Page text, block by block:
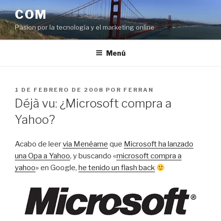
al
contenido
COM
Pasíon por la tecnología y el marketing online
Menú
PUBLICADO
EL
1 DE FEBRERO DE 2008 POR FERRAN
Déjà vu: ¿Microsoft compra a
Yahoo?
Acabo de leervia Menéame que Microsoft ha lanzado
una Opa a Yahoo, y buscando «microsoft compra a
yahoo» en Google, he tenido un flash back